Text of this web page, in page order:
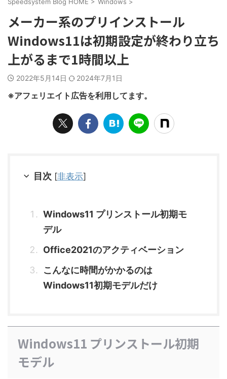
メーカー系のプリインストール
Windows11は初期設定が終わり立ち
上がるまで1時間以上
2022年5月14日 2024年7月1日
※アフェリエイト広告を利用してます。
目次 [非表示]
Windows11 プリンストール初期モ
デル
Office2021のアクティベーション
こんなに時間がかかるのは
Windows11初期モデルだけ
Windows11 プリンストール初期
モデル